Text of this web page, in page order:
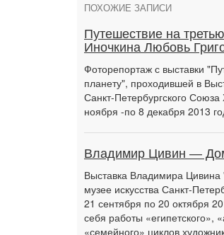
ПОХОЖИЕ ЗАПИСИ
Путешествие на
Иночкина Любовь
Фоторепортаж с выставки
планету", проходившей в
Санкт-Петербургского
ноября -по 8 декабря 2013
Владимир Цивин —
Выставка Владимира
музее искусства Санкт-
21 сентября по 20 октября
себя работы «египетского»,
«семейного» циклов